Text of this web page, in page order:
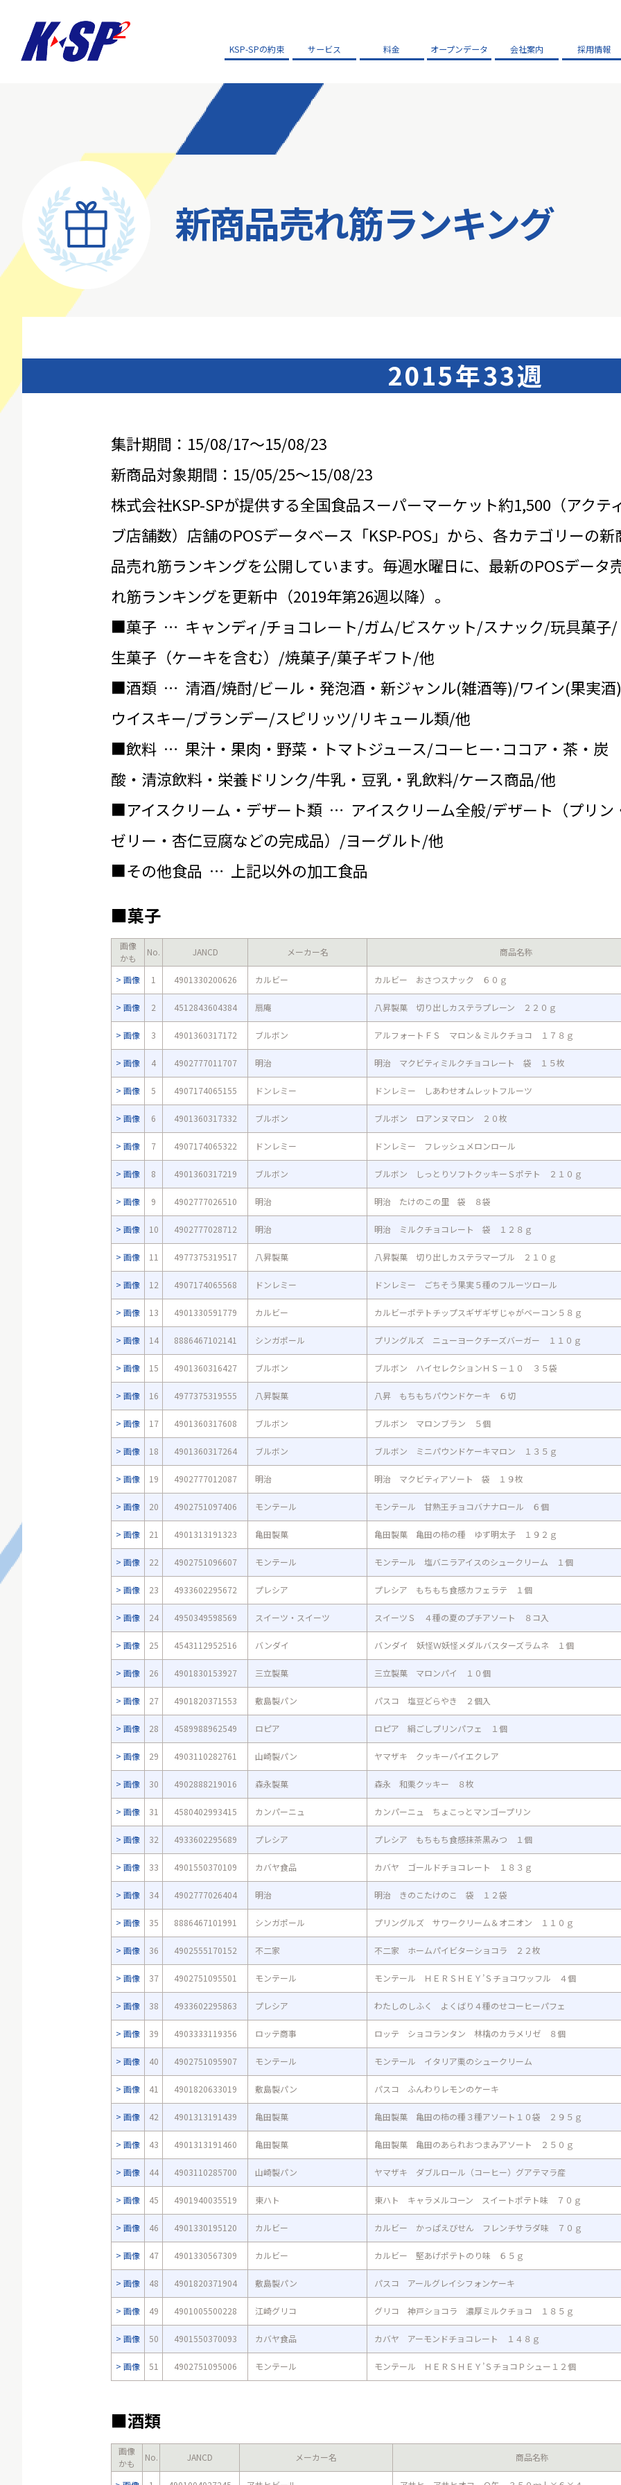
KSP-SPの約束 サービス 料金 オープンデータ 会社案内 採用情報
新商品売れ筋ランキング
2015年33週
集計期間：15/08/17～15/08/23
新商品対象期間：15/05/25～15/08/23
株式会社KSP-SPが提供する全国食品スーパーマーケット約1,500（アクテ
ブ店舗数）店舗のPOSデータベース「KSP-POS」から、各カテゴリーの新
品売れ筋ランキングを公開しています。毎週水曜日に、最新のPOSデータ
れ筋ランキングを更新中（2019年第26週以降）。
■菓子 … キャンディ/チョコレート/ガム/ビスケット/スナック/玩具菓子/
生菓子（ケーキを含む）/焼菓子/菓子ギフト/他
■酒類 … 清酒/焼酎/ビール・発泡酒・新ジャンル(雑酒等)/ワイン(果実
ウイスキー/ブランデー/スピリッツ/リキュール類/他
■飲料 … 果汁・果肉・野菜・トマトジュース/コーヒー･ココア・茶・炭
酸・清涼飲料・栄養ドリンク/牛乳・豆乳・乳飲料/ケース商品/他
■アイスクリーム・デザート類 … アイスクリーム全般/デザート（プリン
ゼリー・杏仁豆腐などの完成品）/ヨーグルト/他
■その他食品 … 上記以外の加工食品
■菓子
画像
かも
No. JANCD メーカー名 商品名称
画像 1 4901330200626 カルビー カルビー おさつスナック ６０ｇ
画像 2 4512843604384 扇庵 八昇製菓 切り出しカステラプレーン ２２０ｇ
画像 3 4901360317172 ブルボン アルフォートＦＳ マロン＆ミルクチョコ １７８ｇ
画像 4 4902777011707 明治 明治 マクビティミルクチョコレート 袋 １５枚
画像 5 4907174065155 ドンレミー ドンレミー しあわせオムレットフルーツ
画像 6 4901360317332 ブルボン ブルボン ロアンヌマロン ２０枚
画像 7 4907174065322 ドンレミー ドンレミー フレッシュメロンロール
画像 8 4901360317219 ブルボン ブルボン しっとりソフトクッキーＳポテト ２１０ｇ
画像 9 4902777026510 明治 明治 たけのこの里 袋 ８袋
画像 10 4902777028712 明治 明治 ミルクチョコレート 袋 １２８ｇ
画像 11 4977375319517 八昇製菓 八昇製菓 切り出しカステラマーブル ２１０ｇ
画像 12 4907174065568 ドンレミー ドンレミー ごちそう果実５種のフルーツロール
画像 13 4901330591779 カルビー カルビーポテトチップスギザギザじゃがベーコン５８ｇ
画像 14 8886467102141 シンガポール プリングルズ ニューヨークチーズバーガー １１０ｇ
画像 15 4901360316427 ブルボン ブルボン ハイセレクションＨＳ－１０ ３５袋
画像 16 4977375319555 八昇製菓 八昇 もちもちパウンドケーキ ６切
画像 17 4901360317608 ブルボン ブルボン マロンブラン ５個
画像 18 4901360317264 ブルボン ブルボン ミニパウンドケーキマロン １３５ｇ
画像 19 4902777012087 明治 明治 マクビティアソート 袋 １９枚
画像 20 4902751097406 モンテール モンテール 甘熟王チョコバナナロール ６個
画像 21 4901313191323 亀田製菓 亀田製菓 亀田の柿の種 ゆず明太子 １９２ｇ
画像 22 4902751096607 モンテール モンテール 塩バニラアイスのシュークリーム １個
画像 23 4933602295672 プレシア プレシア もちもち食感カフェラテ １個
画像 24 4950349598569 スイーツ・スイーツ スイーツＳ ４種の夏のプチアソート ８コ入
画像 25 4543112952516 バンダイ バンダイ 妖怪Ｗ妖怪メダルバスターズラムネ １個
画像 26 4901830153927 三立製菓 三立製菓 マロンパイ １０個
画像 27 4901820371553 敷島製パン パスコ 塩豆どらやき ２個入
画像 28 4589988962549 ロピア ロピア 絹ごしプリンパフェ １個
画像 29 4903110282761 山崎製パン ヤマザキ クッキーパイエクレア
画像 30 4902888219016 森永製菓 森永 和栗クッキー ８枚
画像 31 4580402993415 カンパーニュ カンパーニュ ちょこっとマンゴープリン
画像 32 4933602295689 プレシア プレシア もちもち食感抹茶黒みつ １個
画像 33 4901550370109 カバヤ食品 カバヤ ゴールドチョコレート １８３ｇ
画像 34 4902777026404 明治 明治 きのこたけのこ 袋 １２袋
画像 35 8886467101991 シンガポール プリングルズ サワークリーム＆オニオン １１０ｇ
画像 36 4902555170152 不二家 不二家 ホームパイビターショコラ ２２枚
画像 37 4902751095501 モンテール モンテール ＨＥＲＳＨＥＹ’Ｓチョコワッフル ４個
画像 38 4933602295863 プレシア わたしのしふく よくばり４種のせコーヒーパフェ
画像 39 4903333119356 ロッテ商事 ロッテ ショコランタン 林檎のカラメリゼ ８個
画像 40 4902751095907 モンテール モンテール イタリア栗のシュークリーム
画像 41 4901820633019 敷島製パン パスコ ふんわりレモンのケーキ
画像 42 4901313191439 亀田製菓 亀田製菓 亀田の柿の種３種アソート１０袋 ２９５ｇ
画像 43 4901313191460 亀田製菓 亀田製菓 亀田のあられおつまみアソート ２５０ｇ
画像 44 4903110285700 山崎製パン ヤマザキ ダブルロール（コーヒー）グアテマラ産
画像 45 4901940035519 東ハト 東ハト キャラメルコーン スイートポテト味 ７０ｇ
画像 46 4901330195120 カルビー カルビー かっぱえびせん フレンチサラダ味 ７０ｇ
画像 47 4901330567309 カルビー カルビー 堅あげポテトのり味 ６５ｇ
画像 48 4901820371904 敷島製パン パスコ アールグレイシフォンケーキ
画像 49 4901005500228 江崎グリコ グリコ 神戸ショコラ 濃厚ミルクチョコ １８５ｇ
画像 50 4901550370093 カバヤ食品 カバヤ アーモンドチョコレート １４８ｇ
画像 51 4902751095006 モンテール モンテール ＨＥＲＳＨＥＹ’ＳチョコＰシュー１２個
■酒類
画像
かも
No. JANCD メーカー名 商品名称